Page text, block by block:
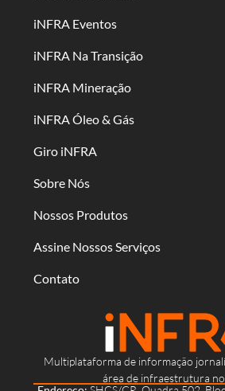
Multiplataforma de informação
área de infraestrutura
iNFRA Eventos
iNFRA Na Transição
iNFRA Mineração
iNFRA Óleo & Gás
Giro iNFRA
Sobre Nós
Nossos Produtos
Assine Nossos Serviços
Contato